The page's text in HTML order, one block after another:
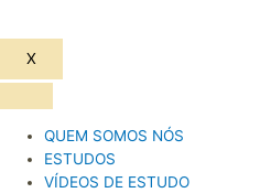
X
QUEM SOMOS NÓS
ESTUDOS
VÍDEOS DE ESTUDO